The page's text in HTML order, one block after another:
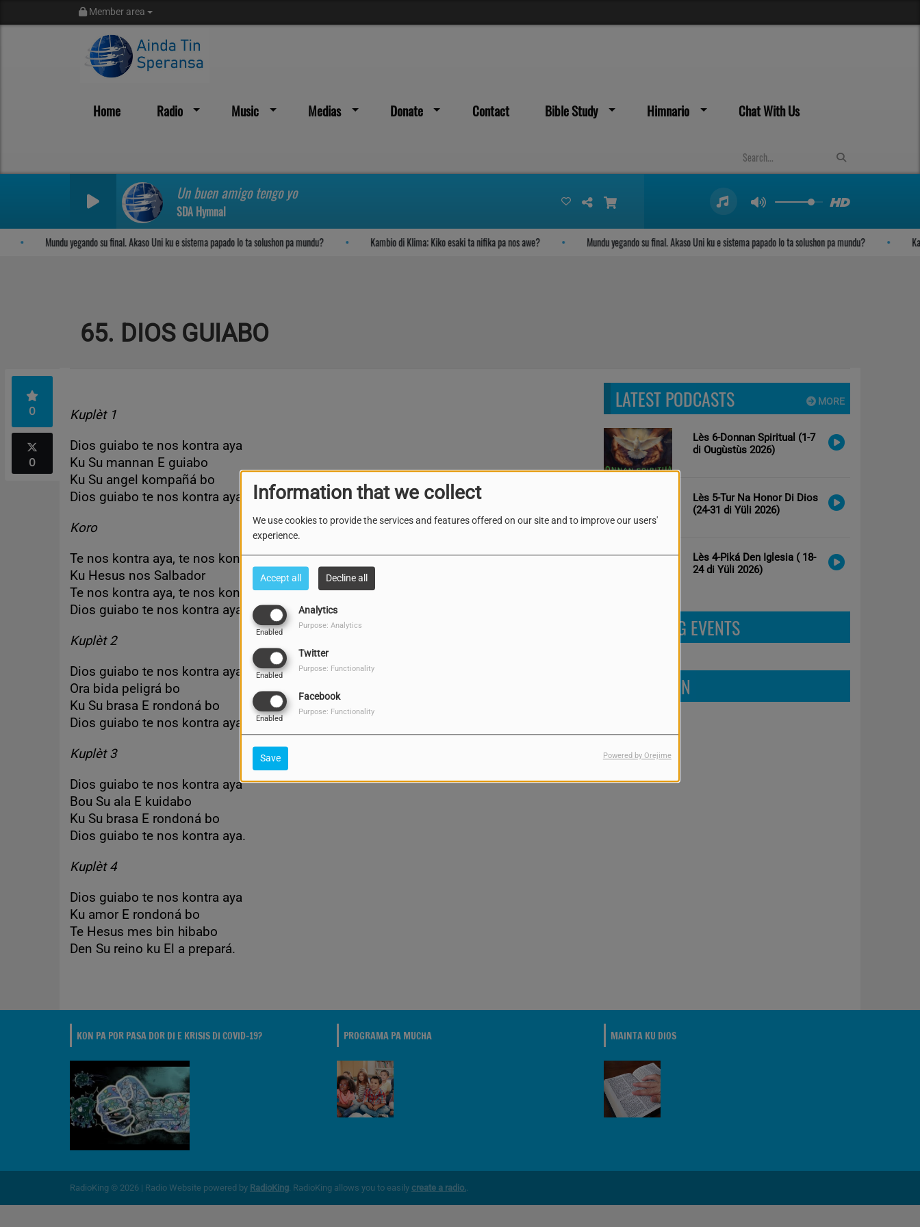
Information that we collect
We use cookies to provide the services and features offered on our site and to improve our users'
experience.
Accept all Decline all
Analytics
Enabled
Purpose: Analytics
Twitter
Enabled
Purpose: Functionality
Facebook
Enabled
Purpose: Functionality
Save Powered by Orejime
Member area
Home Radio Music Medias Donate Contact Bible Study Himnario Chat With Us
Un buen amigo tengo yo
SDA Hymnal
Mundu yegando su final. Akaso Uni ku e sistema papado lo ta solushon pa mundu? Kambio di Klima; Kiko esaki ta nifika pa nos awe? Mundu yegando su final. Akaso Uni ku e sistema papado lo ta solushon pa mundu?
65. DIOS GUIABO
0
0
Kuplèt 1
Dios guiabo te nos kontra aya
Ku Su mannan E guiabo
Ku Su angel kompañá bo
Dios guiabo te nos kontra aya.
Koro
Te nos kontra aya, te nos kontra aya
Ku Hesus nos Salbador
Te nos kontra aya, te nos kontra
Dios guiabo te nos kontra aya.
Kuplèt 2
Dios guiabo te nos kontra aya
Ora bida peligrá bo
Ku Su brasa E rondoná bo
Dios guiabo te nos kontra aya.
Kuplèt 3
Dios guiabo te nos kontra aya
Bou Su ala E kuidabo
Ku Su brasa E rondoná bo
Dios guiabo te nos kontra aya.
Kuplèt 4
Dios guiabo te nos kontra aya
Ku amor E rondoná bo
Te Hesus mes bin hibabo
Den Su reino ku El a prepará.
MORE
LATEST PODCASTS
Lès 6-Donnan Spiritual (1-7
di Ougùstùs 2026)
Lès 5-Tur Na Honor Di Dios
(24-31 di Yüli 2026)
Lès 4-Piká Den Iglesia ( 18-
24 di Yüli 2026)
UPCOMING EVENTS
FIND US ON
KON PA POR PASA DOR DI E KRISIS DI COVID-19? PROGRAMA PA MUCHA MAINTA KU DIOS
RadioKing © 2026 | Radio Website powered by RadioKing. RadioKing allows you to easily create a radio..